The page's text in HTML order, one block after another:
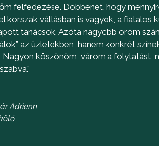
felfedezése. Döbbenet, hogy
korszak váltásban is vagyok, a fiatalos
tanácsok. Azóta nagyobb öröm
az üzletekben, hanem konkrét
Nagyon köszönöm, várom a folytatást,
Adrienn